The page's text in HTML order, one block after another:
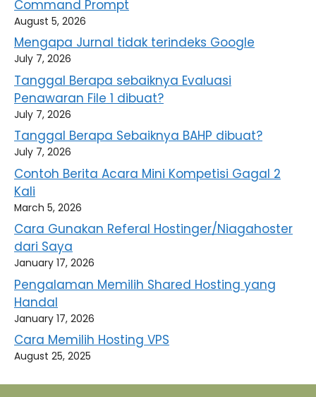
Command Prompt
August 5, 2026
Mengapa Jurnal tidak terindeks Google
July 7, 2026
Tanggal Berapa sebaiknya Evaluasi
Penawaran File 1 dibuat?
July 7, 2026
Tanggal Berapa Sebaiknya BAHP dibuat?
July 7, 2026
Contoh Berita Acara Mini Kompetisi Gagal 2
Kali
March 5, 2026
Cara Gunakan Referal Hostinger/Niagahoster
dari Saya
January 17, 2026
Pengalaman Memilih Shared Hosting yang
Handal
January 17, 2026
Cara Memilih Hosting VPS
August 25, 2025